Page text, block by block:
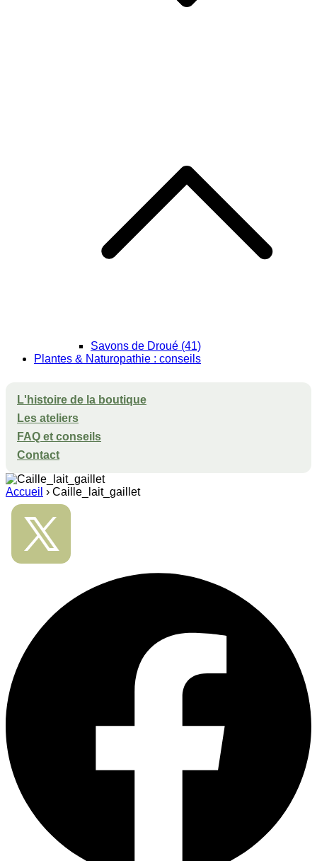
Savons de Droué (41)
Plantes & Naturopathie : conseils
L'histoire de la boutique
Les ateliers
FAQ et conseils
Contact
Accueil › Caille_lait_gaillet